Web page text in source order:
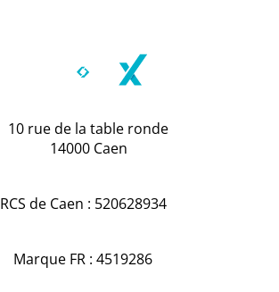
10 rue de la table ronde
14000 Caen
RCS de Caen : 520628934
Marque FR : 4519286